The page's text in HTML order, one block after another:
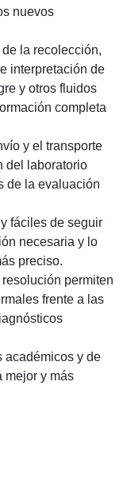
nuevos
la recolección,
interpretación de
y otros fluidos
completa
y el transporte
del laboratorio
de la evaluación
fáciles de seguir
necesaria y lo
preciso.
permiten
frente a las
académicos y de
mejor y más